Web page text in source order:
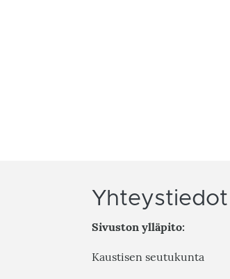
Yhteystiedot
Sivuston ylläpito:
Kaustisen seutukunta